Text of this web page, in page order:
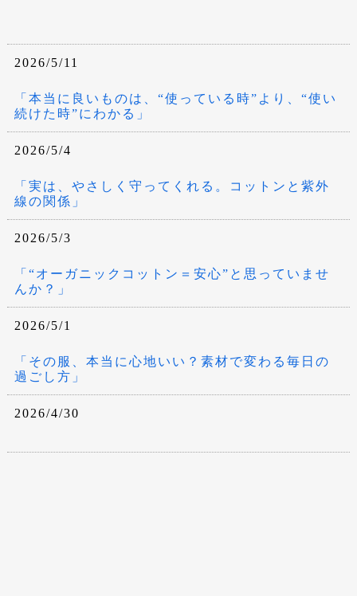
2026/5/11
「本当に良いものは、“使っている時”より、“使い
続けた時”にわかる」
2026/5/4
「実は、やさしく守ってくれる。コットンと紫外
線の関係」
2026/5/3
「“オーガニックコットン＝安心”と思っていませ
んか？」
2026/5/1
「その服、本当に心地いい？素材で変わる毎日の
過ごし方」
2026/4/30